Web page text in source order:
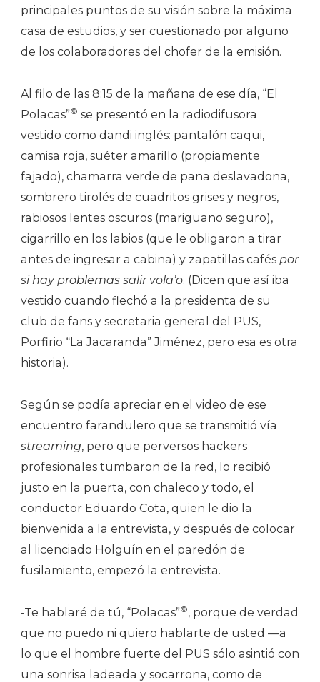
principales puntos de su visión sobre la máxima
casa de estudios, y ser cuestionado por alguno
de los colaboradores del chofer de la emisión.
Al filo de las 8:15 de la mañana de ese día, “El
Polacas”© se presentó en la radiodifusora
vestido como dandi inglés: pantalón caqui,
camisa roja, suéter amarillo (propiamente
fajado), chamarra verde de pana deslavadona,
sombrero tirolés de cuadritos grises y negros,
rabiosos lentes oscuros (mariguano seguro),
cigarrillo en los labios (que le obligaron a tirar
antes de ingresar a cabina) y zapatillas cafés por
si hay problemas salir vola’o. (Dicen que así iba
vestido cuando flechó a la presidenta de su
club de fans y secretaria general del PUS,
Porfirio “La Jacaranda” Jiménez, pero esa es otra
historia).
Según se podía apreciar en el video de ese
encuentro farandulero que se transmitió vía
streaming, pero que perversos hackers
profesionales tumbaron de la red, lo recibió
justo en la puerta, con chaleco y todo, el
conductor Eduardo Cota, quien le dio la
bienvenida a la entrevista, y después de colocar
al licenciado Holguín en el paredón de
fusilamiento, empezó la entrevista.
-Te hablaré de tú, “Polacas”©, porque de verdad
que no puedo ni quiero hablarte de usted —a
lo que el hombre fuerte del PUS sólo asintió con
una sonrisa ladeada y socarrona, como de